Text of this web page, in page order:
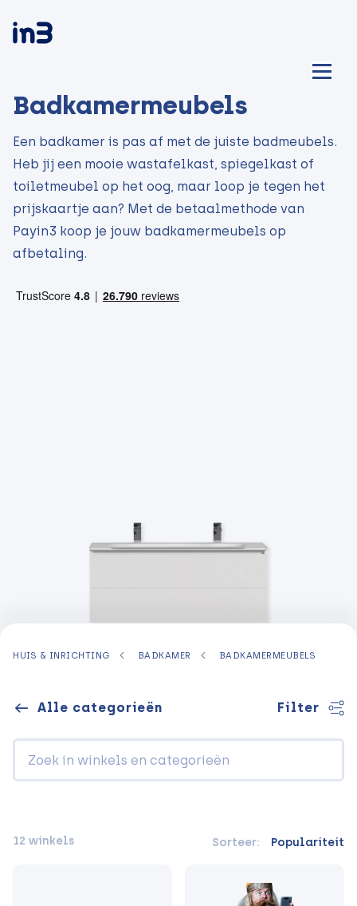
Badkamermeubels
Een badkamer is pas af met de juiste badmeubels.
Heb jij een mooie wastafelkast, spiegelkast of
toiletmeubel op het oog, maar loop je tegen het
prijskaartje aan? Met de betaalmethode van
Payin3 koop je jouw badkamermeubels op
afbetaling.
HUIS & INRICHTING BADKAMER BADKAMERMEUBELS
Alle categorieën Filter
12 winkels Sorteer: Populariteit